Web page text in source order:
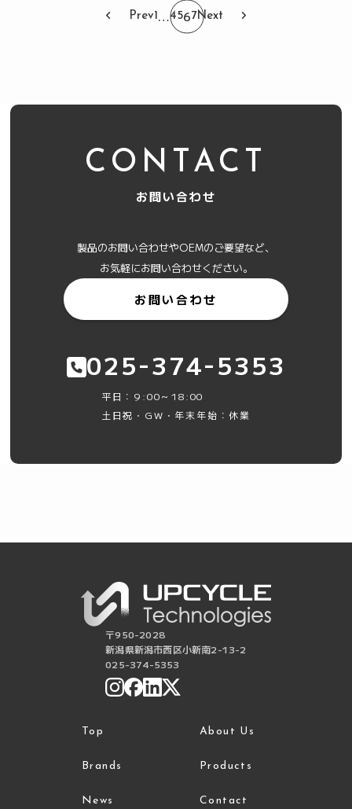
Prev1…4567Next
CONTACT
お問い合わせ
製品のお問い合わせやOEMのご要望など、
お気軽にお問い合わせください。
お問い合わせ
025-374-5353
平日：9:00～18:00
土日祝・GW・年末年始：休業
〒950-2028
新潟県新潟市西区小新南2-13-2
025-374-5353
Top About Us
Brands Products
News Contact